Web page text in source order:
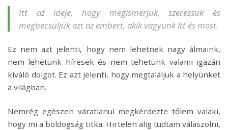
Itt az ideje, hogy megismerjük, szeressük és
megbecsüljük azt az embert, akik vagyunk itt és most.
Ez nem azt jelenti, hogy nem lehetnek nagy álmaink,
nem lehetünk híresek és nem tehetünk valami igazán
kiváló dolgot. Ez azt jelenti, hogy megtaláljuk a helyünket
a világban.
Nemrég egészen váratlanul megkérdezte tőlem valaki,
hogy mi a boldogság titka. Hirtelen alig tudtam válaszolni,